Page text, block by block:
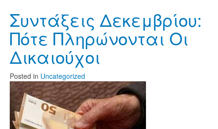
Συντάξεις Δεκεμβρίου:
Πότε Πληρώνονται Οι
Δικαιούχοι
Posted in Uncategorized